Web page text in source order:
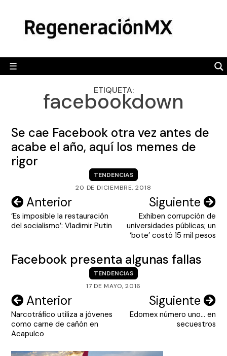
content
☰
POLÍTICA
CAMALEÓN
OPINIÓN
ENGLISH SECTION
ETIQUETA:
facebookdown
Se cae Facebook otra vez antes de
acabe el año, aquí los memes de
rigor
TENDENCIAS
20 DE DICIEMBRE, 2018
Navegación
de
Anterior
‘Es imposible la restauración
del socialismo’: Vladimir Putin
Siguiente
Exhiben corrupción de
universidades públicas; un
‘bote’ costó 15 mil pesos
Facebook presenta algunas fallas
TENDENCIAS
17 DE MAYO, 2016
Navegación
de
entradas
Anterior
Narcotráfico utiliza a jóvenes
como carne de cañón en
Acapulco
Siguiente
Edomex número uno… en
secuestros